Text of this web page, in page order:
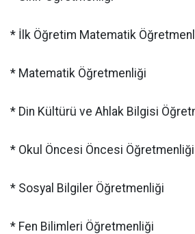
* İlk Öğretim Matematik
* Matematik Öğretmenliği
* Din Kültürü ve Ahlak Bilgisi
* Okul Öncesi Öncesi Öğretmenliği
* Sosyal Bilgiler Öğretmenliği
* Fen Bilimleri Öğretmenliği